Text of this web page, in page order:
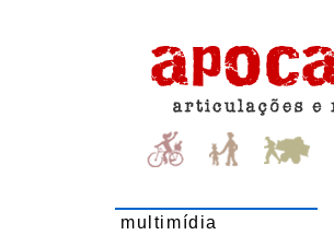
multimídia